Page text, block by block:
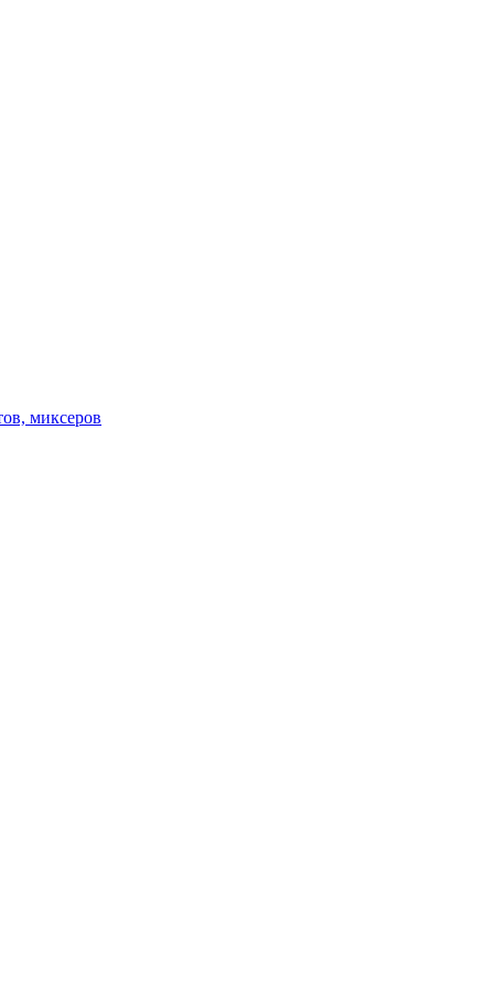
миксеров